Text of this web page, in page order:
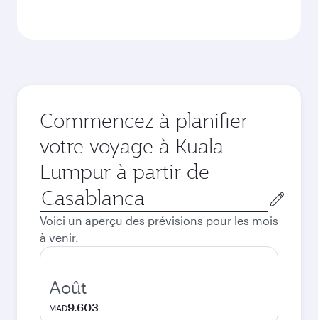
Commencez à planifier
votre voyage à Kuala
Lumpur à partir de
Ville
de
départ
Voici un aperçu des prévisions pour les mois
à venir.
Août
MAD9.603